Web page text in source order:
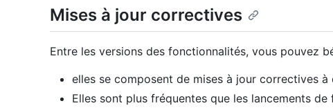
Mises à jour correctives
Entre les versions des fonctionnalités, vous pouvez
elles se composent de mises à jour correctives
Elles sont plus fréquentes que les lancements de